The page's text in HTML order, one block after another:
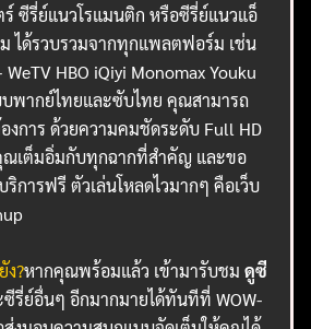
ซีรี่ย์แนวโรแมนติก หรือซีรี่ย์แนวแอ็
ได้รวบรวมจากทุกแพลตฟอร์ม เช่น
HBO iQiyi Monomax Youku
พากย์ไทยและซับไทย คุณสามารถ
งการ ด้วยความคมชัดระดับ Full HD
ณเต็มอิ่มกับทุกฉากที่สำคัญ และขอ
การฟรี ตัวเล่นโหลดไวมากๆ คือเว็บ
ง?หากคุณพร้อมแล้ว เข้ามารับชมดูซี
ซีรี่ย์อื่นๆ อีกมากมายได้ทันทีที่ WOW-